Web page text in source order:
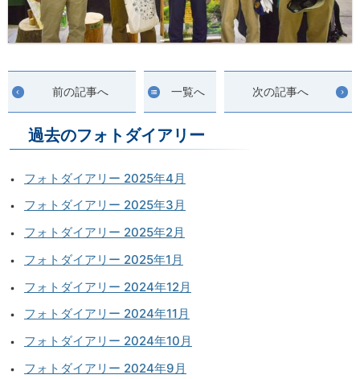
前の記事へ 一覧へ 次の記事へ
過去のフォトダイアリー
フォトダイアリー 2025年4月
フォトダイアリー 2025年3月
フォトダイアリー 2025年2月
フォトダイアリー 2025年1月
フォトダイアリー 2024年12月
フォトダイアリー 2024年11月
フォトダイアリー 2024年10月
フォトダイアリー 2024年9月